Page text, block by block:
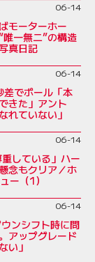
06-14
モーターホー
一無二”の構造
真日記
06-14
でポール「本
きた」アント
れていない」
06-14
している」ハー
念もクリア／ホ
ー（1）
06-14
ンシフト時に問
アップグレード
い」